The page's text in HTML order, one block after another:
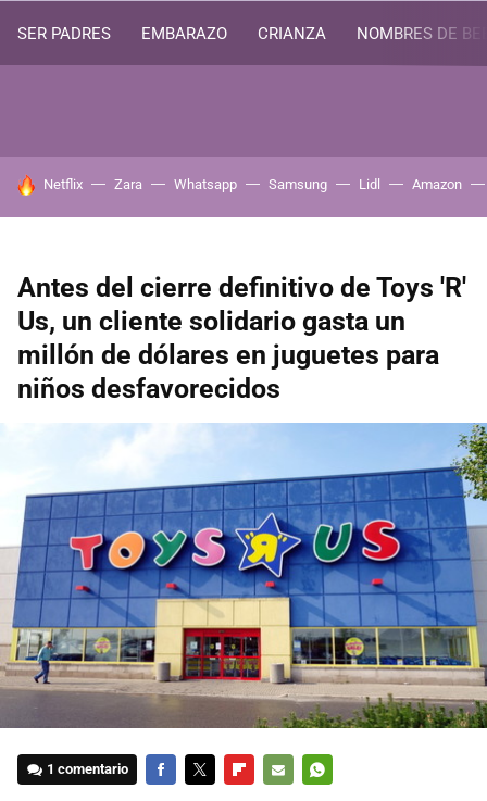
SER PADRES EMBARAZO CRIANZA NOMBRES DE
HOY SE HABLA DE
Netflix Zara Whatsapp Samsung Lidl Amazon
Antes del cierre definitivo de Toys 'R'
Us, un cliente solidario gasta un
millón de dólares en juguetes para
niños desfavorecidos
1 comentario